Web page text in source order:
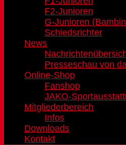
F2-Junioren
G-Junioren
Schiedsrichter
News
Presseschau von
Online-Shop
Fanshop
JAKO-
Mitgliederbereich
Infos
Downloads
Kontakt